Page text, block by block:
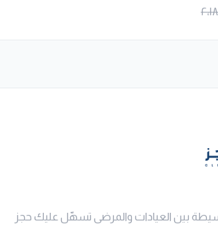
بين العيادات والمرضى تسهّل عليك حجز